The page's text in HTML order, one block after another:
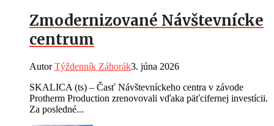
Zmodernizované Návštevnícke
centrum
AutorTýždenník Záhorák3. júna 2026
SKALICA (ts) – Časť Návštevníckeho centra v závode
Protherm Production zrenovovali vďaka päťcifernej investícii.
Za posledné...